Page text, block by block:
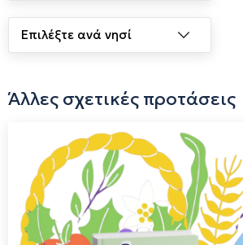
Άλλες σχετικές προτάσεις